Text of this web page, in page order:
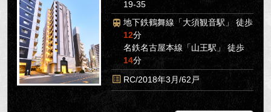
19-35
地下鉄鶴舞線「大須観音駅」 徒歩
12分
名鉄名古屋本線「山王駅」 徒歩
14分
RC/2018年3月/62戸